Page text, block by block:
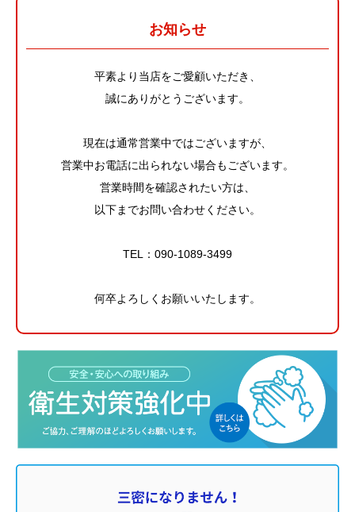
お知らせ
平素より当店をご愛顧いただき、
誠にありがとうございます。
現在は通常営業中ではございますが、
営業中お電話に出られない場合もございます。
営業時間を確認されたい方は、
以下までお問い合わせください。
TEL： 090-1089-3499
何卒よろしくお願いいたします。